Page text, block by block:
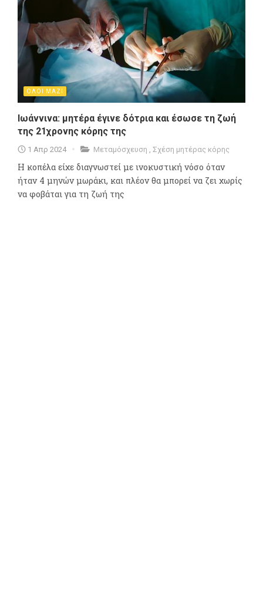
ΟΛΟΙ ΜΑΖΙ
Ιωάννινα: μητέρα έγινε δότρια και έσωσε τη ζωή
της 21χρονης κόρης της
1 Απρ 2024 Μεταμόσχευση , Σχέση μητέρας κόρης
Η κοπέλα είχε διαγνωστεί με ινοκυστική νόσο όταν
ήταν 4 μηνών μωράκι, και πλέον θα μπορεί να ζει χωρίς
να φοβάται για τη ζωή της